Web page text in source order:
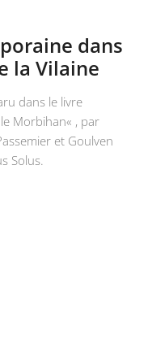
dans
la Vilaine
dans le livre
Morbihan« , par
et Goulven
Solus.